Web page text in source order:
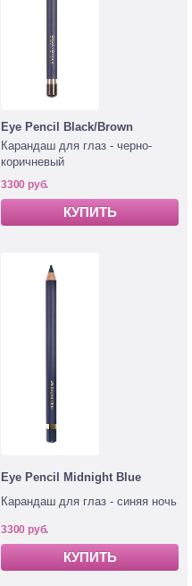
Eye Pencil Black/Brown
Карандаш для глаз - черно-
коричневый
3300 руб.
КУПИТЬ
Eye Pencil Midnight Blue
Карандаш для глаз - синяя ночь
3300 руб.
КУПИТЬ